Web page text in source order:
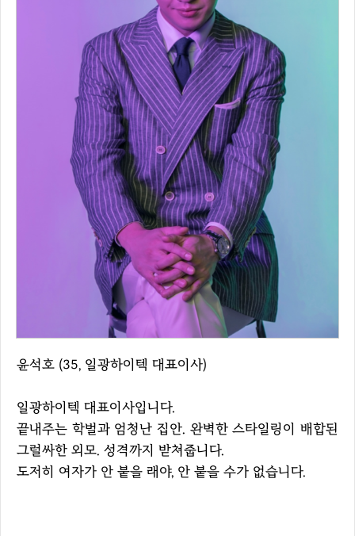
윤석호 (35, 일광하이텍 대표이사)
일광하이텍 대표이사입니다.
끝내주는 학벌과 엄청난 집안. 완벽한 스타일링이 배합된
그럴싸한 외모. 성격까지 받쳐줍니다.
도저히 여자가 안 붙을 래야, 안 붙을 수가 없습니다.